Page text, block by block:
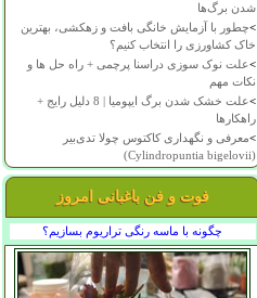
شدن برگ‌ها
>چطور با آزمایش خانگی بافت و زهکشی، بهترین
خاک کشاورزی را انتخاب کنیم؟
>علت نوک سوزی دراسنا پرچمی + راه حل ها و
نکات مهم
>
علت خشک شدن برگ ایپومیا | 8 دلیل رایج +
راهکارها
>معرفی و نگهداری کاکتوس چولا تدی‌بیر
(Cylindropuntia bigelovii)
فوت و فن باغبانی امروز
چگونه با ماسه رنگی تراریوم بسازیم؟